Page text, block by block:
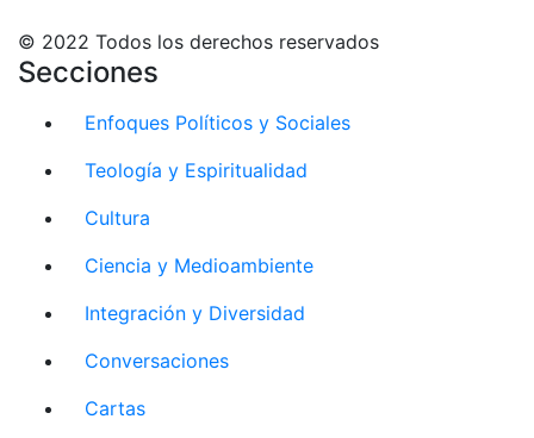
© 2022 Todos los derechos reservados
Secciones
Enfoques Políticos y Sociales
Teología y Espiritualidad
Cultura
Ciencia y Medioambiente
Integración y Diversidad
Conversaciones
Cartas